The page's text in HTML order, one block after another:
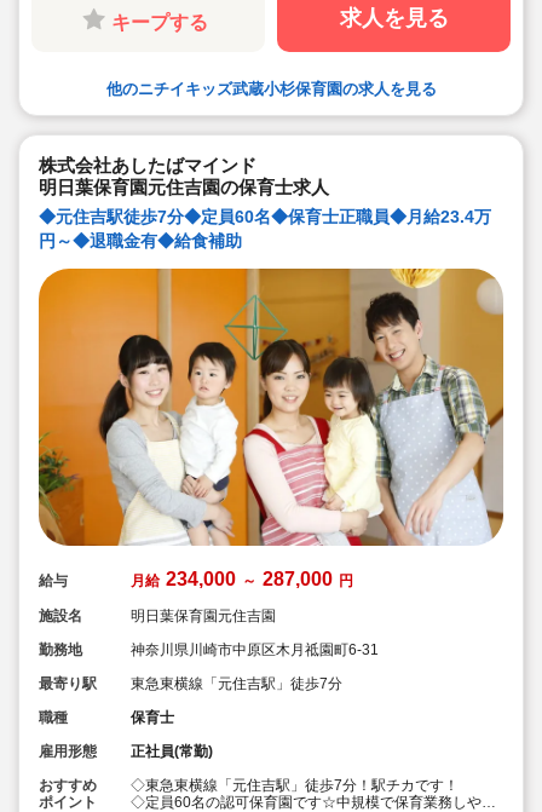
キープする 求人を見る
他のニチイキッズ武蔵小杉保育園の求人を見る
株式会社あしたばマインド
明日葉保育園元住吉園の保育士求人
◆元住吉駅徒歩7分◆定員60名◆保育士正職員◆月給23.4万
円～◆退職金有◆給食補助
給与 月給 234,000 ～ 287,000 円
施設名
明日葉保育園元住吉園
勤務地
神奈川県川崎市中原区木月祗園町6-31
最寄り駅
東急東横線「元住吉駅」徒歩7分
職種
保育士
雇用形態
正社員(常勤)
おすすめ
ポイント
◇東急東横線「元住吉駅」徒歩7分！駅チカです！
◇定員60名の認可保育園です☆中規模で保育業務しやす